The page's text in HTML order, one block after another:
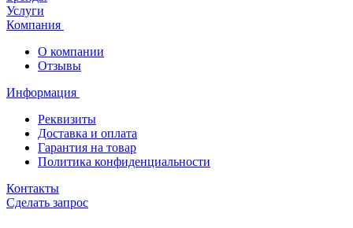
Услуги
Компания
О компании
Отзывы
Информация
Реквизиты
Доставка и оплата
Гарантия на товар
Политика конфиденциальности
Контакты
Сделать запрос